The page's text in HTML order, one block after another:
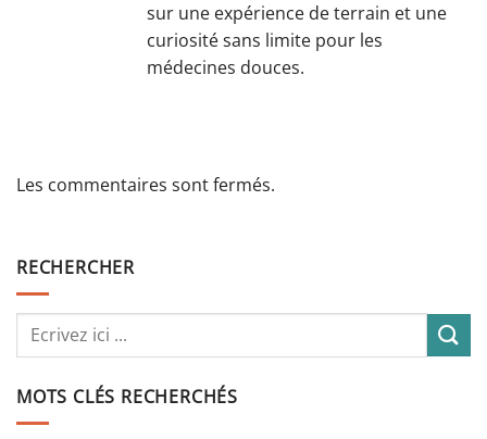
sur une expérience de terrain et une
curiosité sans limite pour les
médecines douces.
Les commentaires sont fermés.
RECHERCHER
MOTS CLÉS RECHERCHÉS